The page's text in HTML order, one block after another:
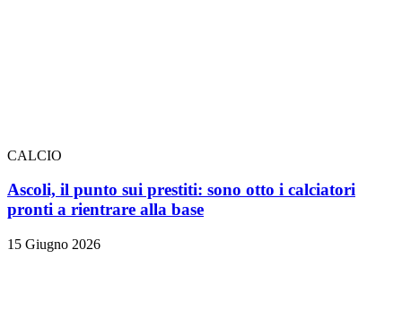
CALCIO
Ascoli, il punto sui prestiti: sono otto i calciatori
pronti a rientrare alla base
15 Giugno 2026